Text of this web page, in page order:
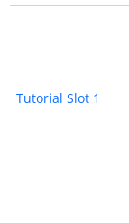
Tutorial Slot 1